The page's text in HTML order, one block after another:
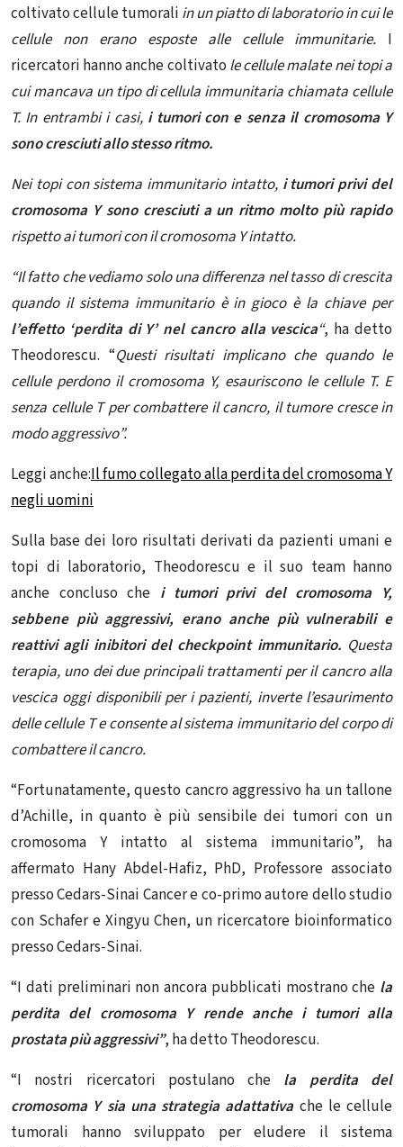
coltivato cellule tumorali in un piatto di laboratorio in cui le
cellule non erano esposte alle cellule immunitarie. I
ricercatori hanno anche coltivato le cellule malate nei topi a
cui mancava un tipo di cellula immunitaria chiamata cellule
T. In entrambi i casi,i tumori con e senza il cromosoma Y
sono cresciuti allo stesso ritmo.
Nei topi con sistema immunitario intatto,i tumori privi del
cromosoma Y sono cresciuti a un ritmo molto più rapido
rispetto ai tumori con il cromosoma Y intatto.
“Il fatto che vediamo solo una differenza nel tasso di crescita
quando il sistema immunitario è in gioco è la chiave per
l’effetto ‘perdita di Y’ nel cancro alla vescica“, ha detto
Theodorescu. “Questi risultati implicano che quando le
cellule perdono il cromosoma Y, esauriscono le cellule T. E
senza cellule T per combattere il cancro, il tumore cresce in
modo aggressivo”.
Leggi anche:Il fumo collegato alla perdita del cromosoma Y
negli uomini
Sulla base dei loro risultati derivati ​​da pazienti umani e
topi di laboratorio, Theodorescu e il suo team hanno
anche concluso che i tumori privi del cromosoma Y,
sebbene più aggressivi, erano anche più vulnerabili e
reattivi agli inibitori del checkpoint immunitario. Questa
terapia, uno dei due principali trattamenti per il cancro alla
vescica oggi disponibili per i pazienti, inverte l’esaurimento
delle cellule T e consente al sistema immunitario del corpo di
combattere il cancro.
“Fortunatamente, questo cancro aggressivo ha un tallone
d’Achille, in quanto è più sensibile dei tumori con un
cromosoma Y intatto al sistema immunitario”, ha
affermato Hany Abdel-Hafiz, PhD, Professore associato
presso Cedars-Sinai Cancer e co-primo autore dello studio
con Schafer e Xingyu Chen, un ricercatore bioinformatico
presso Cedars-Sinai.
“I dati preliminari non ancora pubblicati mostrano che la
perdita del cromosoma Y rende anche i tumori alla
prostata più aggressivi”, ha detto Theodorescu.
“I nostri ricercatori postulano che la perdita del
cromosoma Y sia una strategia adattativa che le cellule
tumorali hanno sviluppato per eludere il sistema